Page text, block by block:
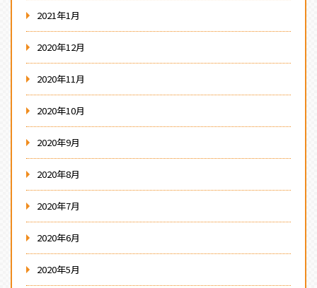
2021年1月
2020年12月
2020年11月
2020年10月
2020年9月
2020年8月
2020年7月
2020年6月
2020年5月